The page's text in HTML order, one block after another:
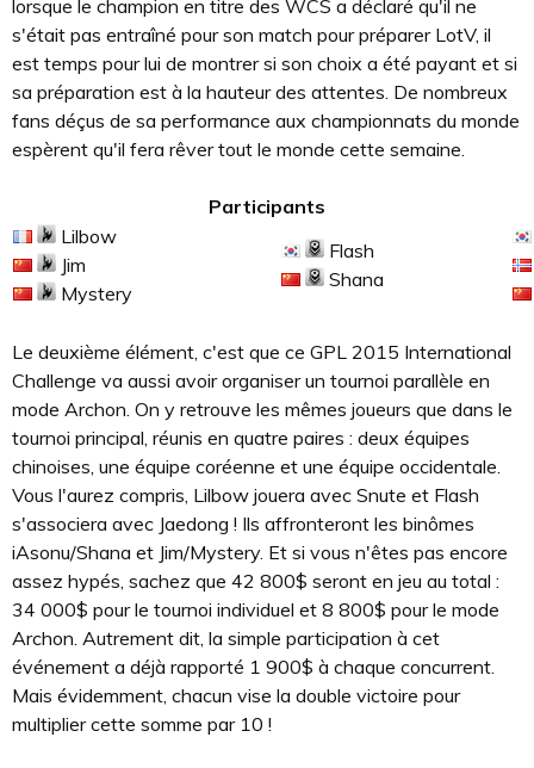
lorsque le champion en titre des WCS a déclaré qu'il ne
s'était pas entraîné pour son match pour préparer LotV, il
est temps pour lui de montrer si son choix a été payant et si
sa préparation est à la hauteur des attentes. De nombreux
fans déçus de sa performance aux championnats du monde
espèrent qu'il fera rêver tout le monde cette semaine.
Participants
Lilbow
Jim
Mystery
Flash
Shana
Le deuxième élément, c'est que ce GPL 2015 International
Challenge va aussi avoir organiser un tournoi parallèle en
mode Archon. On y retrouve les mêmes joueurs que dans le
tournoi principal, réunis en quatre paires : deux équipes
chinoises, une équipe coréenne et une équipe occidentale.
Vous l'aurez compris, Lilbow jouera avec Snute et Flash
s'associera avec Jaedong ! Ils affronteront les binômes
iAsonu/Shana et Jim/Mystery. Et si vous n'êtes pas encore
assez hypés, sachez que 42 800$ seront en jeu au total :
34 000$ pour le tournoi individuel et 8 800$ pour le mode
Archon. Autrement dit, la simple participation à cet
événement a déjà rapporté 1 900$ à chaque concurrent.
Mais évidemment, chacun vise la double victoire pour
multiplier cette somme par 10 !